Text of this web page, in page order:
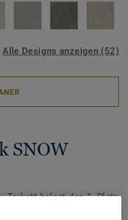
Alle Designs anzeigen (52)
SNOW
Tarkett belegt den 1. Platz